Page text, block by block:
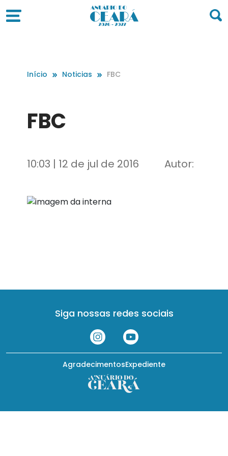
Início Noticias FBC
FBC
10:03 | 12 de jul de 2016 Autor:
Siga nossas redes sociais
Expediente
Agradecimentos